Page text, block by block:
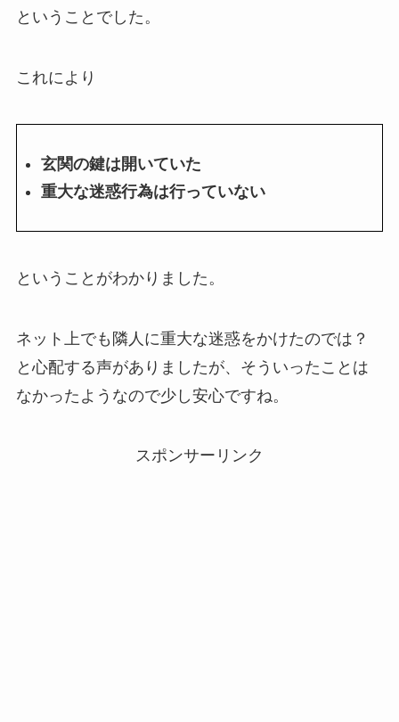
ということでした。
これにより
玄関の鍵は開いていた
重大な迷惑行為は行っていない
ということがわかりました。
ネット上でも隣人に重大な迷惑をかけたのでは？
と心配する声がありましたが、そういったことは
なかったようなので少し安心ですね。
スポンサーリンク